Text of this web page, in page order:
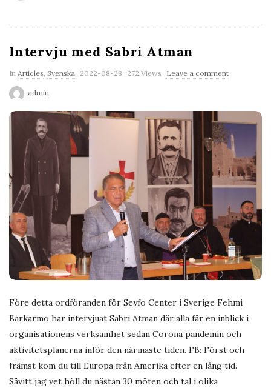
Intervju med Sabri Atman
In Articles, Svenska P
s
e
2022-08-28 272 Views Leave a comment
admin
Före detta ordföranden för Seyfo Center i Sverige Fehmi
Barkarmo har intervjuat Sabri Atman där alla får en inblick i
organisationens verksamhet sedan Corona pandemin och
aktivitetsplanerna inför den närmaste tiden. FB: Först och
främst kom du till Europa från Amerika efter en lång tid.
Såvitt jag vet höll du nästan 30 möten och tal i olika